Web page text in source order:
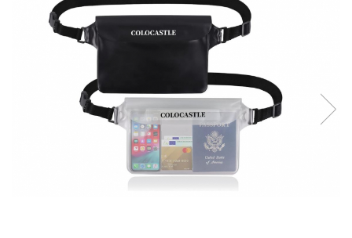
Curatenie si intretinere
Decoratiuni
Iluminat & Electrice
Kit-uri automatizari porti si usi
Mobila gradina & terasa